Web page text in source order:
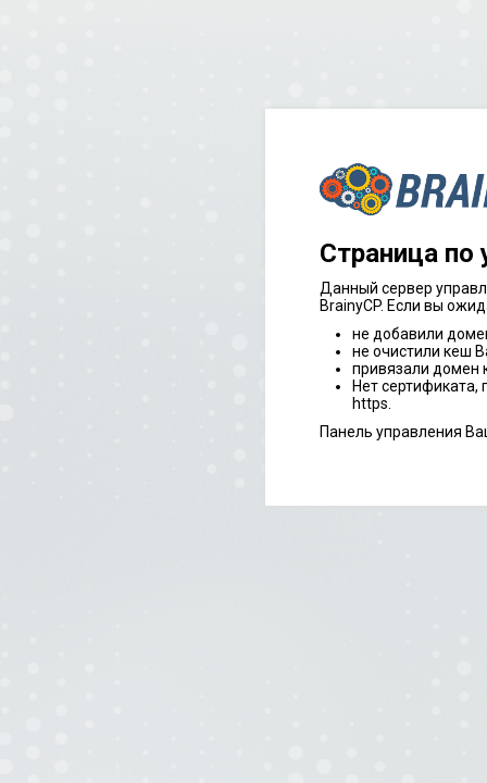
Страница
Данный сервер
BrainyCP. Если вы
не добавили
не очистили кеш
привязали домен
Нет сертификата,
https.
Панель управления